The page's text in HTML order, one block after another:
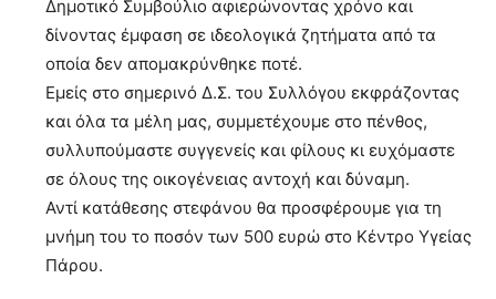
Δημοτικό Συμβούλιο αφιερώνοντας χρόνο και
δίνοντας έμφαση σε ιδεολογικά ζητήματα από τα
οποία δεν απομακρύνθηκε ποτέ.
Εμείς στο σημερινό Δ.Σ. του Συλλόγου εκφράζοντας
και όλα τα µέλη µας, συμμετέχουμε στο πένθος,
συλλυπούμαστε συγγενείς και φίλους κι ευχόμαστε
σε όλους της οικογένειας αντοχή και δύναμη.
Αντί κατάθεσης στεφάνου θα προσφέρουμε για τη
μνήμη του το ποσόν των 500 ευρώ στο Κέντρο Υγείας
Πάρου.